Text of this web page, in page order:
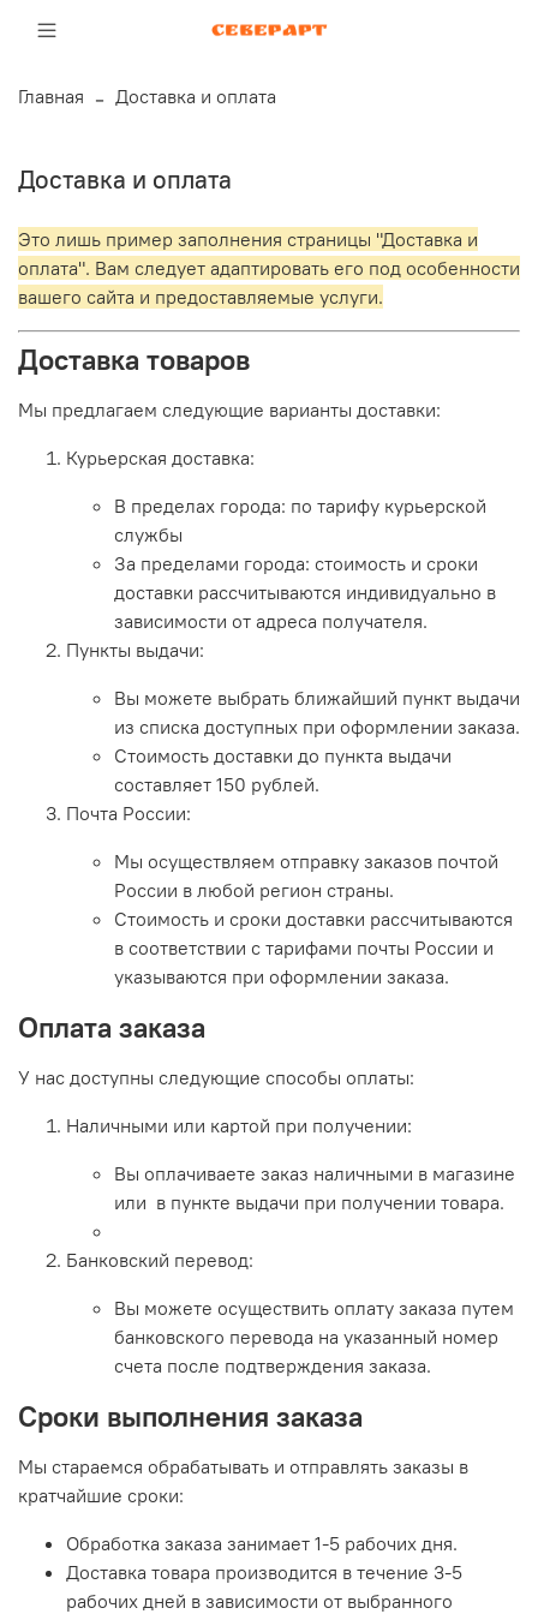
Главная Доставка и оплата
Доставка и оплата
Это лишь пример заполнения страницы "Доставка и
оплата". Вам следует адаптировать его под особенности
вашего сайта и предоставляемые услуги.
Доставка товаров
Мы предлагаем следующие варианты доставки:
Курьерская доставка:
В пределах города: по тарифу курьерской
службы
За пределами города: стоимость и сроки
доставки рассчитываются индивидуально в
зависимости от адреса получателя.
Пункты выдачи:
Вы можете выбрать ближайший пункт выдачи
из списка доступных при оформлении заказа.
Стоимость доставки до пункта выдачи
составляет 150 рублей.
Почта России:
Мы осуществляем отправку заказов почтой
России в любой регион страны.
Стоимость и сроки доставки рассчитываются
в соответствии с тарифами почты России и
указываются при оформлении заказа.
Оплата заказа
У нас доступны следующие способы оплаты:
Наличными или картой при получении:
Вы оплачиваете заказ наличными в магазине
или в пункте выдачи при получении товара.
Банковский перевод:
Вы можете осуществить оплату заказа путем
банковского перевода на указанный номер
счета после подтверждения заказа.
Сроки выполнения заказа
Мы стараемся обрабатывать и отправлять заказы в
кратчайшие сроки:
Обработка заказа занимает 1-5 рабочих дня.
Доставка товара производится в течение 3-5
рабочих дней в зависимости от выбранного